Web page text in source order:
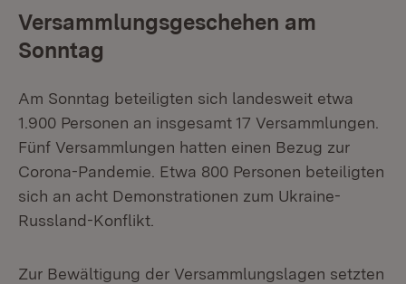
Versammlungsgeschehen am
Sonntag
Am Sonntag beteiligten sich landesweit etwa
1.900 Personen an insgesamt 17 Versammlungen.
Fünf Versammlungen hatten einen Bezug zur
Corona-Pandemie. Etwa 800 Personen beteiligten
sich an acht Demonstrationen zum Ukraine-
Russland-Konflikt.
Zur Bewältigung der Versammlungslagen setzten